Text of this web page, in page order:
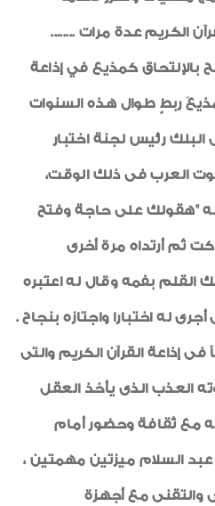
الكريم عدة مرات ........
بالإلتحاق كمذيع في إذاعة
ربطٍ طوال هذه السنوات
البلك رئيس لجنة اختبار
العرب فى ذلك الوقت،
"هقولك على حاجة وفتح
ثم أرتداه مرة أخرى
القلم بفمه وقال له اعتبره
له اختبارا واجتازه بنجاح .
إذاعة القرآن الكريم والتى
العذب الذى يأخذ العقل
مع ثقافة وحضور أمام
عبد السلام ميزتين مهمتين ،
والتقنى مع أجهزة